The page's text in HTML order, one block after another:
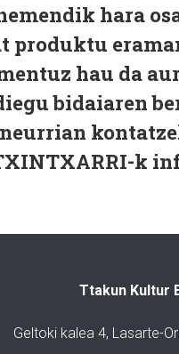
hara
produktu
hau da
bidaiaren
k
Ttakun Kultur
Geltoki kalea 4, Lasarte-